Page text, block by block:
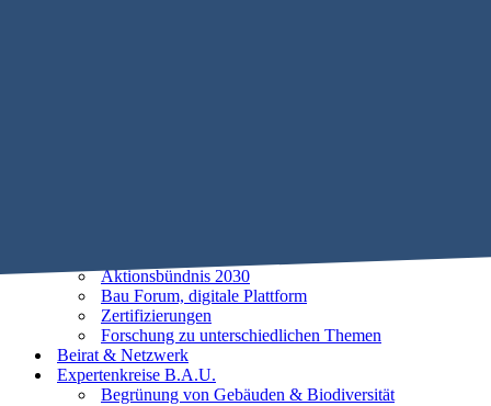
Aktionsbündnis 2030
Bau Forum, digitale Plattform
Zertifizierungen
Forschung zu unterschiedlichen Themen
Beirat & Netzwerk
Expertenkreise B.A.U.
Begrünung von Gebäuden & Biodiversität